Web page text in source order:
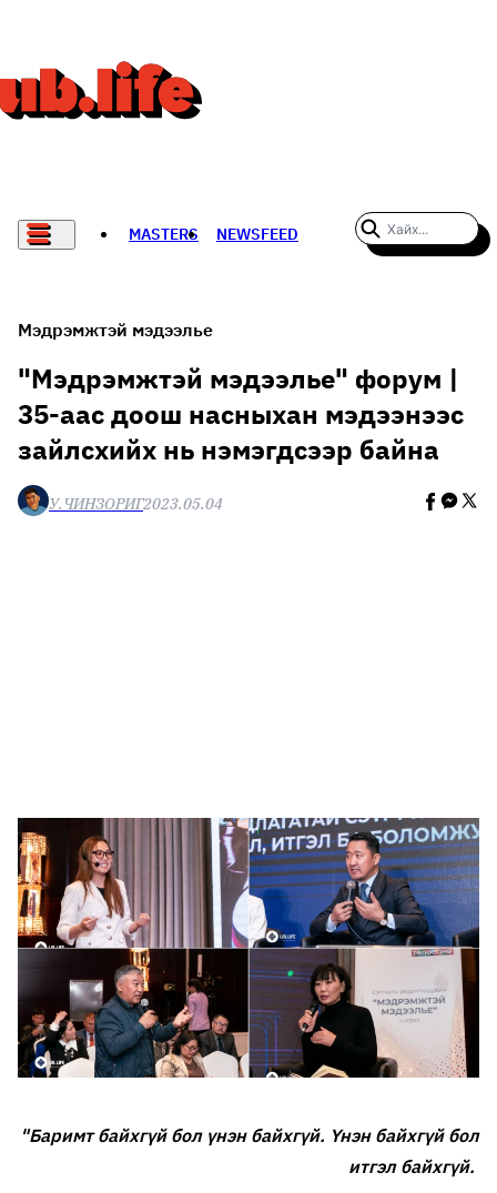
MASTERS NEWSFEED
THE NEW YORK TIMES
НАДАД НЭГ САНАЛ БАЙНА
Мэдрэмжтэй мэдээлье
"Мэдрэмжтэй мэдээлье" форум |
35-аас доош насныхан мэдээнээс
зайлсхийх нь нэмэгдсээр байна
У.ЧИНЗОРИГ2023.05.04
"Баримт байхгүй бол үнэн байхгүй. Үнэн байхгүй бол
итгэл байхгүй.